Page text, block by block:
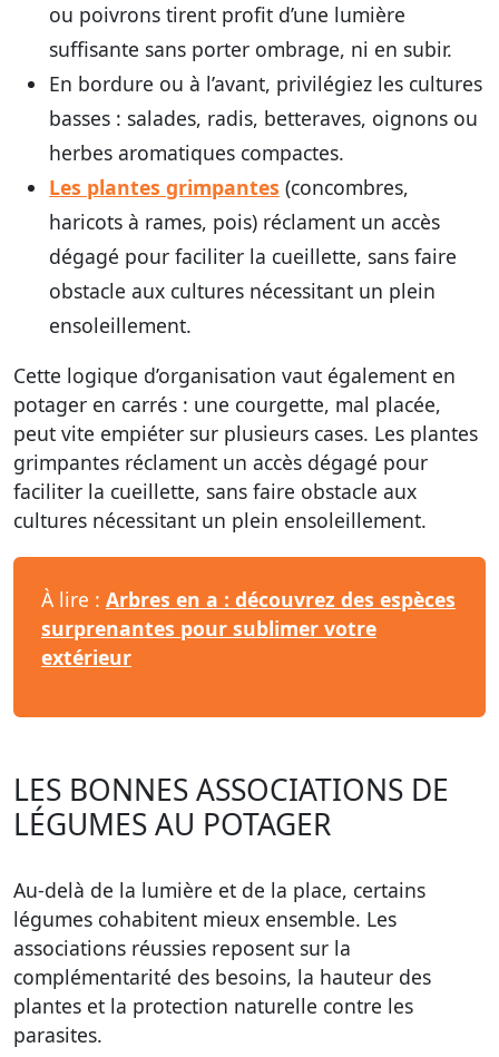
ou poivrons tirent profit d’une lumière
suffisante sans porter ombrage, ni en subir.
En bordure ou à l’avant, privilégiez les cultures
basses : salades, radis, betteraves, oignons ou
herbes aromatiques compactes.
Les plantes grimpantes (concombres,
haricots à rames, pois) réclament un accès
dégagé pour faciliter la cueillette, sans faire
obstacle aux cultures nécessitant un plein
ensoleillement.
Cette logique d’organisation vaut également en
potager en carrés : une courgette, mal placée,
peut vite empiéter sur plusieurs cases. Les plantes
grimpantes réclament un accès dégagé pour
faciliter la cueillette, sans faire obstacle aux
cultures nécessitant un plein ensoleillement.
À lire : Arbres en a : découvrez des espèces
surprenantes pour sublimer votre
extérieur
LES BONNES ASSOCIATIONS DE
LÉGUMES AU POTAGER
Au-delà de la lumière et de la place, certains
légumes cohabitent mieux ensemble. Les
associations réussies reposent sur la
complémentarité des besoins, la hauteur des
plantes et la protection naturelle contre les
parasites.